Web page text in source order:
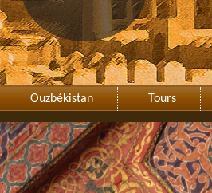
Ouzbékistan Tours